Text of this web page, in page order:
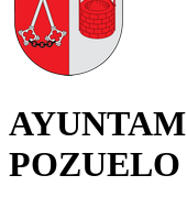
POZUELO